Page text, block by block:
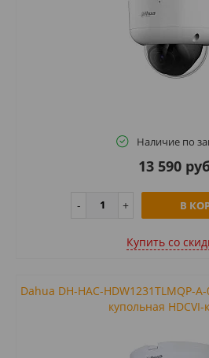
Наличие по
13 590
В
Купить cо
Dahua DH-HAC-HDW1231TLMQP-
купольная HDCVI-